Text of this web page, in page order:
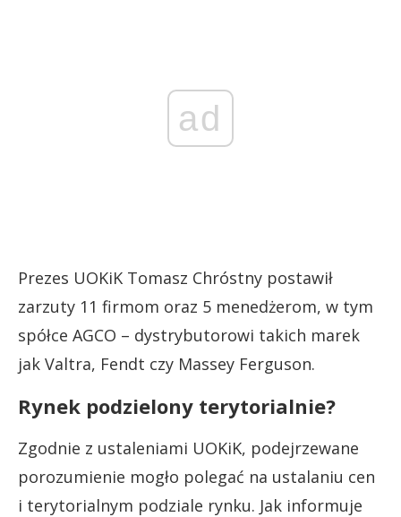
ad
Prezes UOKiK Tomasz Chróstny postawił
zarzuty 11 firmom oraz 5 menedżerom, w tym
spółce AGCO – dystrybutorowi takich marek
jak Valtra, Fendt czy Massey Ferguson.
Rynek podzielony terytorialnie?
Zgodnie z ustaleniami UOKiK, podejrzewane
porozumienie mogło polegać na ustalaniu cen
i terytorialnym podziale rynku. Jak informuje